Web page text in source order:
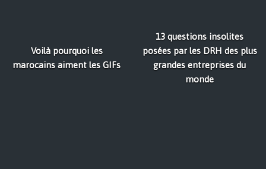
Voilà pourquoi les
marocains aiment les GIFs
13 questions insolites
posées par les DRH des plus
grandes entreprises du
monde